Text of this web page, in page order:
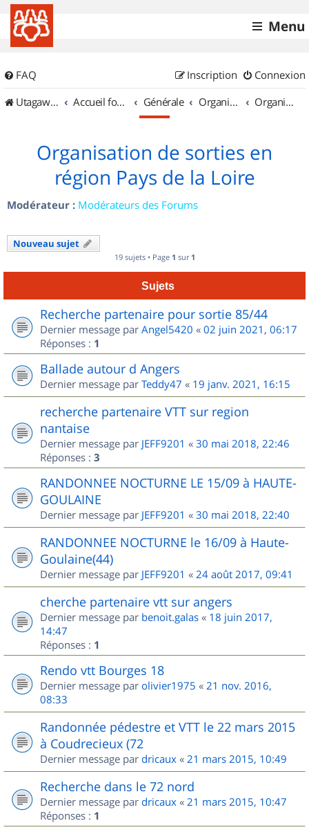
Menu
FAQ Connexion
Inscription
UtagawaVTT (Randos VTT et VTTAE avec traces GPS)
Accueil forum Générale Organisation de sorties & Recherche de partenaires Organisation de sorties en région Pays de la Loire
Organisation de sorties en
région Pays de la Loire
Modérateur : Modérateurs des Forums
Nouveau sujet
19 sujets • Page 1 sur 1
Sujets
Recherche partenaire pour sortie 85/44
Dernier message par Angel5420 « 02 juin 2021, 06:17
Réponses : 1
Ballade autour d Angers
Dernier message par Teddy47 « 19 janv. 2021, 16:15
recherche partenaire VTT sur region
nantaise
Dernier message par JEFF9201 « 30 mai 2018, 22:46
Réponses : 3
RANDONNEE NOCTURNE LE 15/09 à HAUTE-
GOULAINE
Dernier message par JEFF9201 « 30 mai 2018, 22:40
RANDONNEE NOCTURNE le 16/09 à Haute-
Goulaine(44)
Dernier message par JEFF9201 « 24 août 2017, 09:41
cherche partenaire vtt sur angers
Dernier message par benoit.galas « 18 juin 2017,
14:47
Réponses : 1
Rendo vtt Bourges 18
Dernier message par olivier1975 « 21 nov. 2016,
08:33
Randonnée pédestre et VTT le 22 mars 2015
à Coudrecieux (72
Dernier message par dricaux « 21 mars 2015, 10:49
Recherche dans le 72 nord
Dernier message par dricaux « 21 mars 2015, 10:47
Réponses : 1